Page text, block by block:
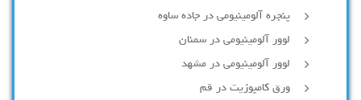
پنجره آلومینیومی در جاده ساوه
لوور آلومینیومی در سمنان
لوور آلومینیومی در مشهد
ورق کامپوزیت در قم